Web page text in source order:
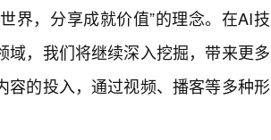
界，分享成就价值”的理念。在AI技
，我们将继续深入挖掘，带来更多
容的投入，通过视频、播客等多种形